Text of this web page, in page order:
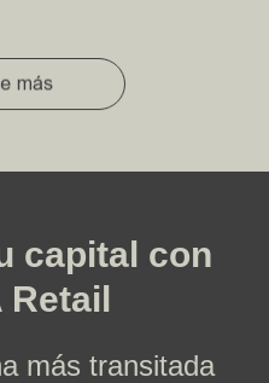
capital con
Retail
más transitada